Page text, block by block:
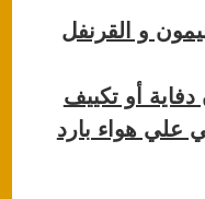
و القرنفل
أو تكييف
علي هواء بارد